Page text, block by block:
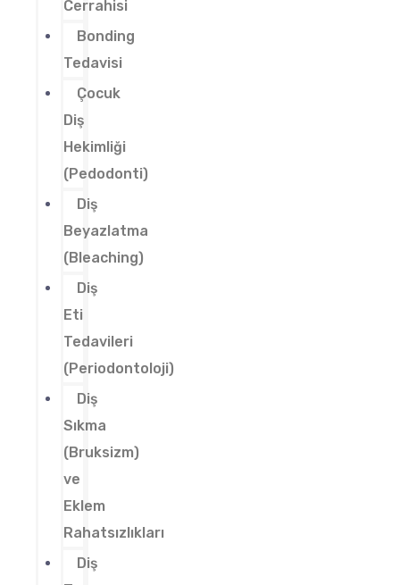
Cerrahisi
Bonding
Tedavisi
Çocuk
Diş
Hekimliği
(Pedodonti)
Diş
Beyazlatma
(Bleaching)
Diş
Eti
Tedavileri
(Periodontoloji)
Diş
Sıkma
(Bruksizm)
ve
Eklem
Rahatsızlıkları
Diş